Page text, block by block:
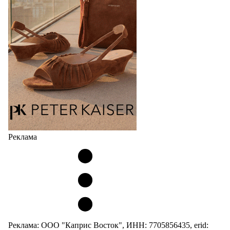
сникерины (гибридный вариант балеток и
кроссовок обтекаемой формы и с тонкой подошвой).
Но в модели Miu Miu Bubble присутствует еще и…
05.08.2026 3940
Реклама
Реклама: ООО "Каприс Восток", ИНН: 7705856435, erid: